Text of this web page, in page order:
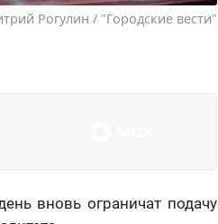
Рогулин / "Городские вести"
вновь ограничат подачу